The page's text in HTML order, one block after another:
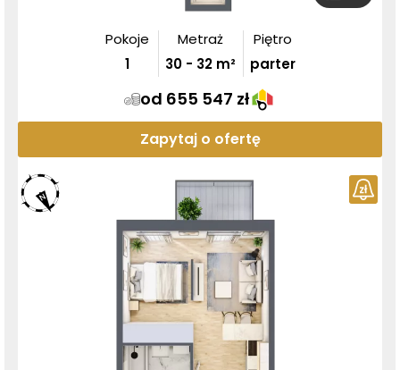
Pokoje
1
Metraż
30- 32m²
Piętro
parter
od 655 547 zł
Zapytaj o ofertę